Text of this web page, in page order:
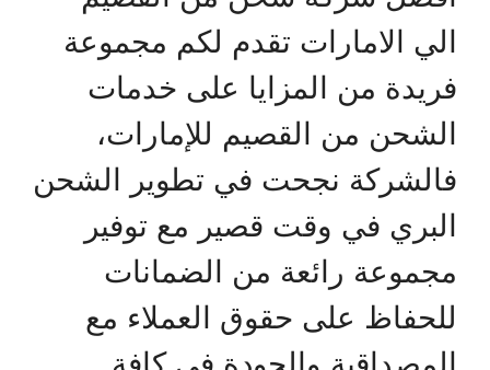
الي الامارات تقدم لكم مجموعة
فريدة من المزايا على خدمات
الشحن من القصيم للإمارات،
فالشركة نجحت في تطوير الشحن
البري في وقت قصير مع توفير
مجموعة رائعة من الضمانات
للحفاظ على حقوق العملاء مع